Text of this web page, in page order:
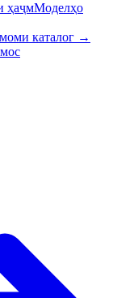
ҳаҷмМоделҳо
каталог →